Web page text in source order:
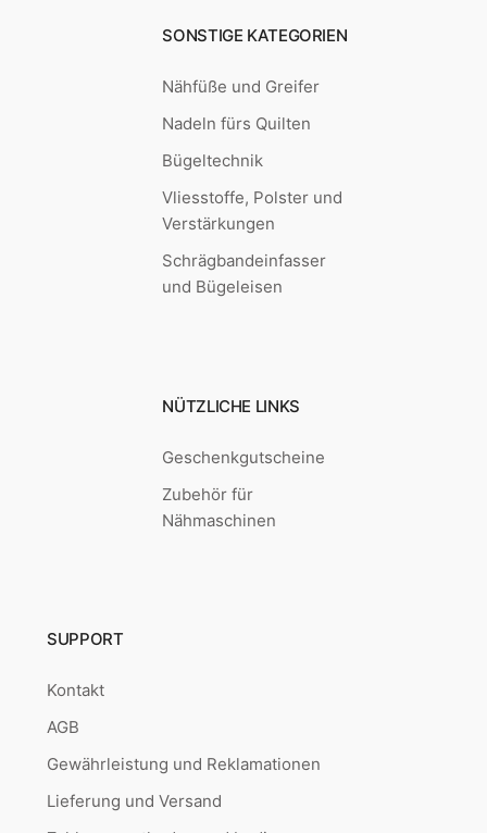
SONSTIGE KATEGORIEN
Nähfüße und Greifer
Nadeln fürs Quilten
Bügeltechnik
Vliesstoffe, Polster und
Verstärkungen
Schrägbandeinfasser
und Bügeleisen
NÜTZLICHE LINKS
Geschenkgutscheine
Zubehör für
Nähmaschinen
SUPPORT
Kontakt
AGB
Gewährleistung und Reklamationen
Lieferung und Versand